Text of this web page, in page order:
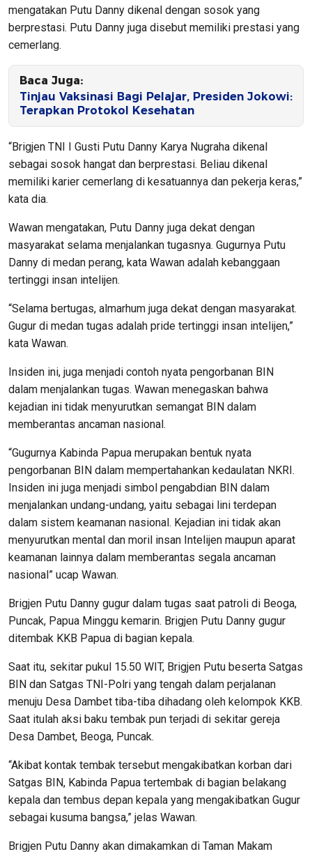
mengatakan Putu Danny dikenal dengan sosok yang
berprestasi. Putu Danny juga disebut memiliki prestasi yang
cemerlang.
Baca Juga:
Tinjau Vaksinasi Bagi Pelajar, Presiden Jokowi:
Terapkan Protokol Kesehatan
“Brigjen TNI I Gusti Putu Danny Karya Nugraha dikenal
sebagai sosok hangat dan berprestasi. Beliau dikenal
memiliki karier cemerlang di kesatuannya dan pekerja keras,”
kata dia.
Wawan mengatakan, Putu Danny juga dekat dengan
masyarakat selama menjalankan tugasnya. Gugurnya Putu
Danny di medan perang, kata Wawan adalah kebanggaan
tertinggi insan intelijen.
“Selama bertugas, almarhum juga dekat dengan masyarakat.
Gugur di medan tugas adalah pride tertinggi insan intelijen,”
kata Wawan.
Insiden ini, juga menjadi contoh nyata pengorbanan BIN
dalam menjalankan tugas. Wawan menegaskan bahwa
kejadian ini tidak menyurutkan semangat BIN dalam
memberantas ancaman nasional.
“Gugurnya Kabinda Papua merupakan bentuk nyata
pengorbanan BIN dalam mempertahankan kedaulatan NKRI.
Insiden ini juga menjadi simbol pengabdian BIN dalam
menjalankan undang-undang, yaitu sebagai lini terdepan
dalam sistem keamanan nasional. Kejadian ini tidak akan
menyurutkan mental dan moril insan Intelijen maupun aparat
keamanan lainnya dalam memberantas segala ancaman
nasional” ucap Wawan.
Brigjen Putu Danny gugur dalam tugas saat patroli di Beoga,
Puncak, Papua Minggu kemarin. Brigjen Putu Danny gugur
ditembak KKB Papua di bagian kepala.
Saat itu, sekitar pukul 15.50 WIT, Brigjen Putu beserta Satgas
BIN dan Satgas TNI-Polri yang tengah dalam perjalanan
menuju Desa Dambet tiba-tiba dihadang oleh kelompok KKB.
Saat itulah aksi baku tembak pun terjadi di sekitar gereja
Desa Dambet, Beoga, Puncak.
“Akibat kontak tembak tersebut mengakibatkan korban dari
Satgas BIN, Kabinda Papua tertembak di bagian belakang
kepala dan tembus depan kepala yang mengakibatkan Gugur
sebagai kusuma bangsa,” jelas Wawan.
Brigjen Putu Danny akan dimakamkan di Taman Makam